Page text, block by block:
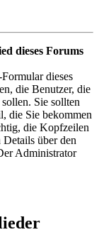
dieses Forums
dieses
die Benutzer, die
Sie sollten
die Sie bekommen
die Kopfzeilen
über den
Administrator